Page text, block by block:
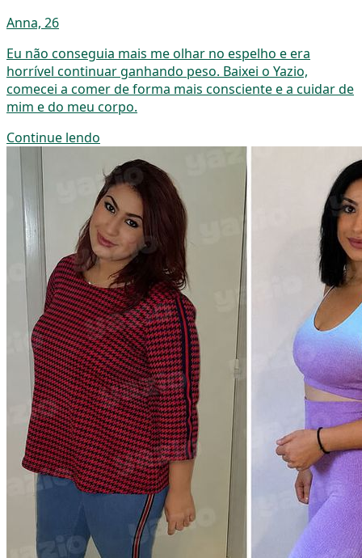
Anna, 26
Eu não conseguia mais me olhar no espelho e era
horrível continuar ganhando peso. Baixei o Yazio,
comecei a comer de forma mais consciente e a cuidar de
mim e do meu corpo.
Continue lendo